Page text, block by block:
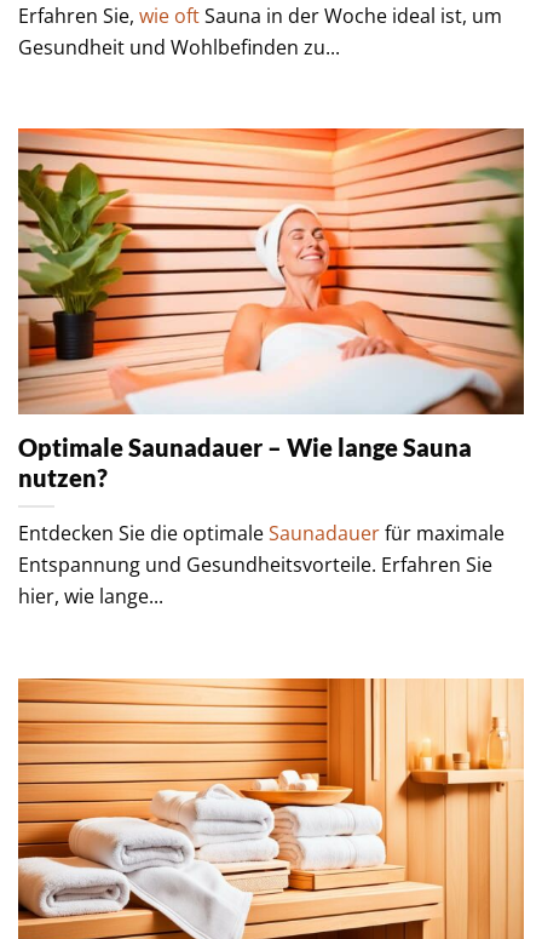
Erfahren Sie, wie oftSauna in der Woche ideal ist, um
Gesundheit und Wohlbefinden zu...
Optimale Saunadauer – Wie lange Sauna
nutzen?
Entdecken Sie die optimaleSaunadauerfür maximale
Entspannung und Gesundheitsvorteile. Erfahren Sie
hier, wie lange...